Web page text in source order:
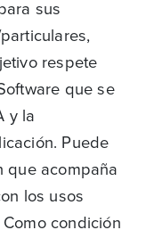
sus
respete
que se
y la
Puede
que acompaña
los usos
condición